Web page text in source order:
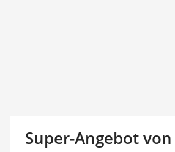
Super-Angebot von